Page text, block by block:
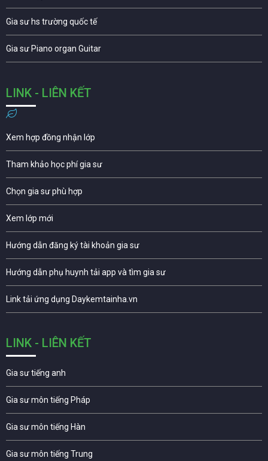
Gia sư hs trường quốc tế
Gia sư Piano organ Guitar
LINK - LIÊN KẾT
Xem hợp đồng nhận lớp
Tham khảo học phí gia sư
Chọn gia sư phù hợp
Xem lớp mới
Hướng dẫn đăng ký tài khoản gia sư
Hướng dẫn phụ huynh tải app và tìm gia sư
Link tải ứng dụng Daykemtainha.vn
LINK - LIÊN KẾT
Gia sư tiếng anh
Gia sư môn tiếng Pháp
Gia sư môn tiếng Hàn
Gia sư môn tiếng Trung